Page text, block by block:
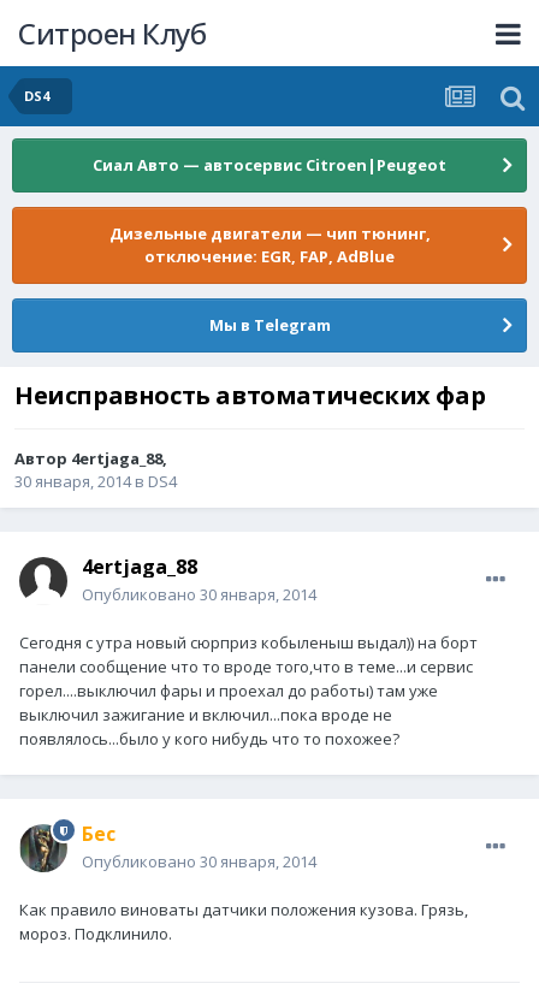
Ситроен Клуб
DS4
Сиал Авто — автосервис Citroen|Peugeot
Дизельные двигатели — чип тюнинг,
отключение: EGR, FAP, AdBlue
Мы в Telegram
Неисправность автоматических фар
Автор 4ertjaga_88,
30 января, 2014в DS4
4ertjaga_88
Опубликовано 30 января, 2014
Сегодня с утра новый сюрприз кобыленыш выдал)) на борт
панели сообщение что то вроде того,что в теме...и сервис
горел....выключил фары и проехал до работы) там уже
выключил зажигание и включил...пока вроде не
появлялось...было у кого нибудь что то похожее?
Бес
Опубликовано 30 января, 2014
Как правило виноваты датчики положения кузова. Грязь,
мороз. Подклинило.